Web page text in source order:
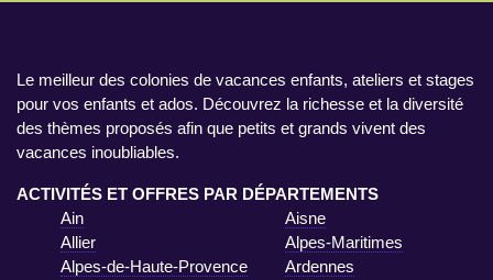
Le meilleur des colonies de vacances enfants, ateliers et stages
pour vos enfants et ados. Découvrez la richesse et la diversité
des thèmes proposés afin que petits et grands vivent des
vacances inoubliables.
ACTIVITÉS ET OFFRES PAR DÉPARTEMENTS
Ain
Aisne
Allier
Alpes-Maritimes
Alpes-de-Haute-Provence
Ardennes